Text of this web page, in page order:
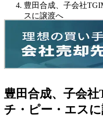
豊田合成、子会社
スに譲渡へ
豊田合成、子会
チ・ピー・エス